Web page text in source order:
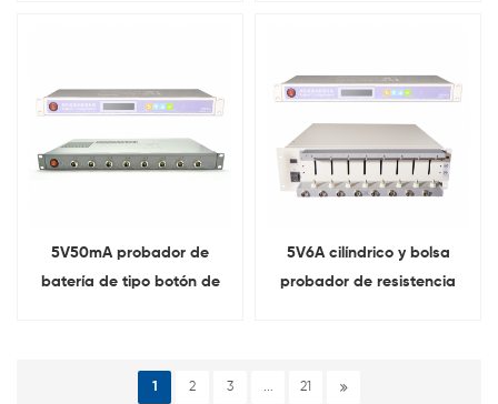
5V50mA probador de
batería de tipo botón de
de litio
5V6A cilíndrico y bolsa
probador de resistencia
1 2 3 ... 21